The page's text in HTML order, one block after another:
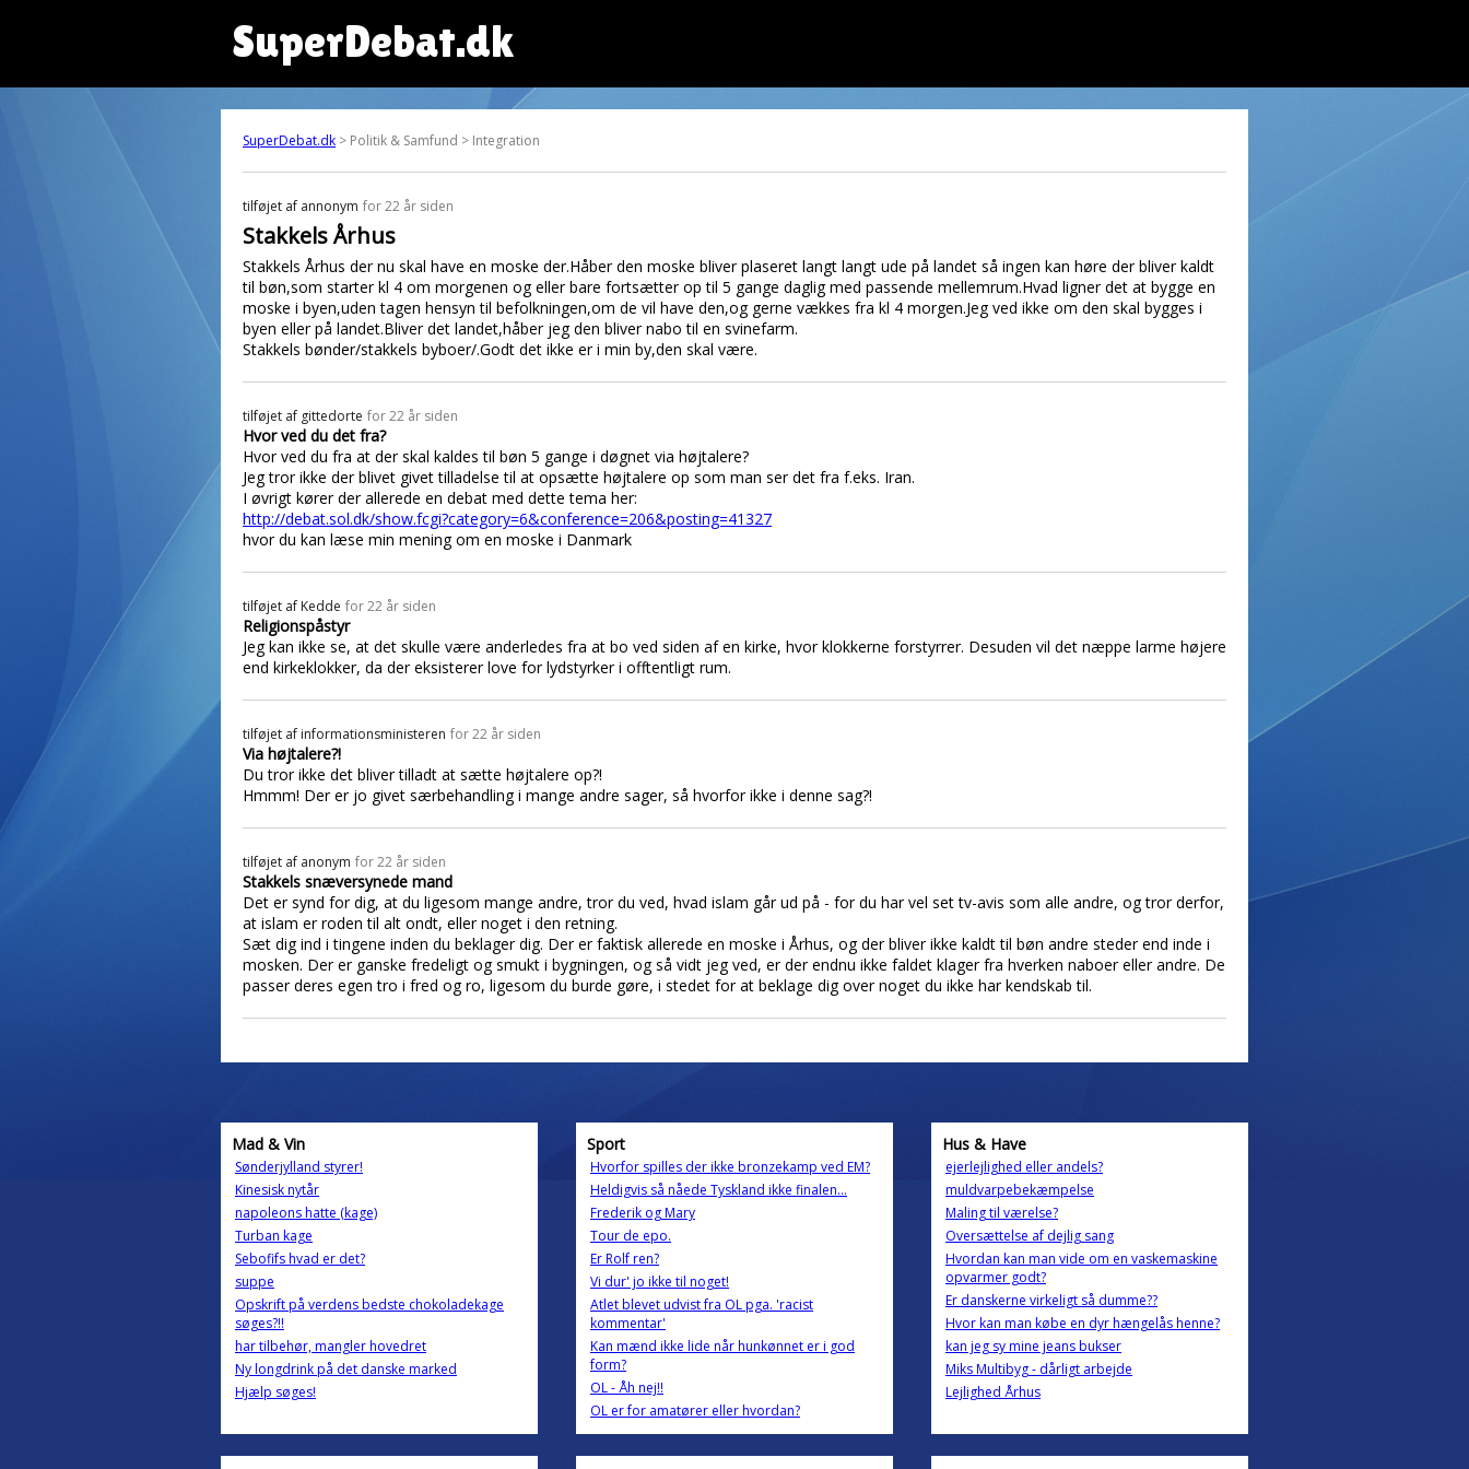
SuperDebat.dk
SuperDebat.dk > Politik & Samfund > Integration
tilføjet af annonym for 22 år siden
Stakkels Århus
Stakkels Århus der nu skal have en moske der.Håber den moske bliver plaseret langt langt ude på landet så ingen kan høre der bliver kaldt
til bøn,som starter kl 4 om morgenen og eller bare fortsætter op til 5 gange daglig med passende mellemrum.Hvad ligner det at bygge en
moske i byen,uden tagen hensyn til befolkningen,om de vil have den,og gerne vækkes fra kl 4 morgen.Jeg ved ikke om den skal bygges i
byen eller på landet.Bliver det landet,håber jeg den bliver nabo til en svinefarm.
Stakkels bønder/stakkels byboer/.Godt det ikke er i min by,den skal være.
tilføjet af gittedorte for 22 år siden
Hvor ved du det fra?
Hvor ved du fra at der skal kaldes til bøn 5 gange i døgnet via højtalere?
Jeg tror ikke der blivet givet tilladelse til at opsætte højtalere op som man ser det fra f.eks. Iran.
I øvrigt kører der allerede en debat med dette tema her:
http://debat.sol.dk/show.fcgi?category=6&conference=206&posting=41327
hvor du kan læse min mening om en moske i Danmark
tilføjet af Kedde for 22 år siden
Religionspåstyr
Jeg kan ikke se, at det skulle være anderledes fra at bo ved siden af en kirke, hvor klokkerne forstyrrer. Desuden vil det næppe larme højere
end kirkeklokker, da der eksisterer love for lydstyrker i offtentligt rum.
tilføjet af informationsministeren for 22 år siden
Via højtalere?!
Du tror ikke det bliver tilladt at sætte højtalere op?!
Hmmm! Der er jo givet særbehandling i mange andre sager, så hvorfor ikke i denne sag?!
tilføjet af anonym for 22 år siden
Stakkels snæversynede mand
Det er synd for dig, at du ligesom mange andre, tror du ved, hvad islam går ud på - for du har vel set tv-avis som alle andre, og tror derfor,
at islam er roden til alt ondt, eller noget i den retning.
Sæt dig ind i tingene inden du beklager dig. Der er faktisk allerede en moske i Århus, og der bliver ikke kaldt til bøn andre steder end inde i
mosken. Der er ganske fredeligt og smukt i bygningen, og så vidt jeg ved, er der endnu ikke faldet klager fra hverken naboer eller andre. De
passer deres egen tro i fred og ro, ligesom du burde gøre, i stedet for at beklage dig over noget du ikke har kendskab til.
Mad & Vin
Sønderjylland styrer!
Kinesisk nytår
napoleons hatte (kage)
Turban kage
Sebofifs hvad er det?
suppe
Opskrift på verdens bedste chokoladekage
søges?!!
har tilbehør, mangler hovedret
Ny longdrink på det danske marked
Hjælp søges!
Sport
Hvorfor spilles der ikke bronzekamp ved EM?
Heldigvis så nåede Tyskland ikke finalen...
Frederik og Mary
Tour de epo.
Er Rolf ren?
Vi dur' jo ikke til noget!
Atlet blevet udvist fra OL pga. 'racist
kommentar'
Kan mænd ikke lide når hunkønnet er i god
form?
OL - Åh nej!!
OL er for amatører eller hvordan?
Hus & Have
ejerlejlighed eller andels?
muldvarpebekæmpelse
Maling til værelse?
Oversættelse af dejlig sang
Hvordan kan man vide om en vaskemaskine
opvarmer godt?
Er danskerne virkeligt så dumme??
Hvor kan man købe en dyr hængelås henne?
kan jeg sy mine jeans bukser
Miks Multibyg - dårligt arbejde
Lejlighed Århus